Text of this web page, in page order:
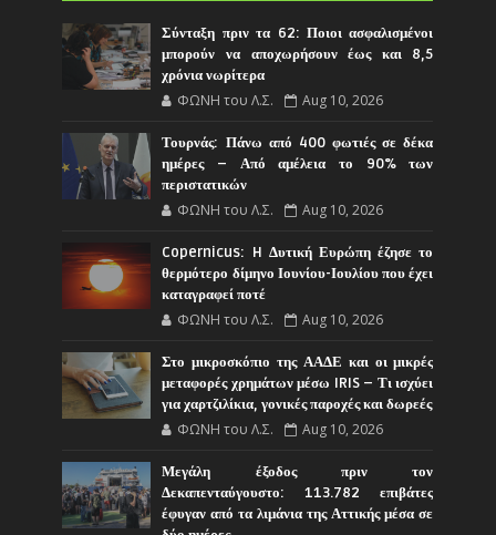
Σύνταξη πριν τα 62: Ποιοι ασφαλισμένοι
μπορούν να αποχωρήσουν έως και 8,5
χρόνια νωρίτερα
ΦΩΝΗ του Λ.Σ. Aug 10, 2026
Τουρνάς: Πάνω από 400 φωτιές σε δέκα
ημέρες – Από αμέλεια το 90% των
περιστατικών
ΦΩΝΗ του Λ.Σ. Aug 10, 2026
Copernicus: H Δυτική Ευρώπη έζησε το
θερμότερο δίμηνο Ιουνίου-Ιουλίου που έχει
καταγραφεί ποτέ
ΦΩΝΗ του Λ.Σ. Aug 10, 2026
Στο μικροσκόπιο της ΑΑΔΕ και οι μικρές
μεταφορές χρημάτων μέσω IRIS – Τι ισχύει
για χαρτζιλίκια, γονικές παροχές και δωρεές
ΦΩΝΗ του Λ.Σ. Aug 10, 2026
Μεγάλη έξοδος πριν τον
Δεκαπενταύγουστο: 113.782 επιβάτες
έφυγαν από τα λιμάνια της Αττικής μέσα σε